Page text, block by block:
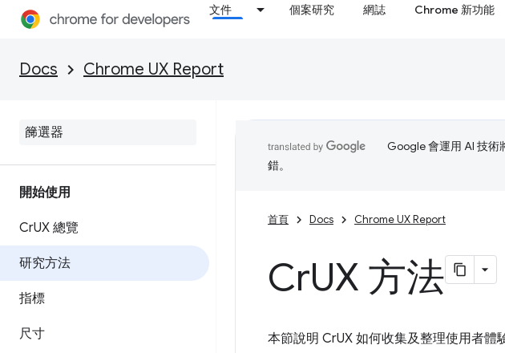
文件 個案研究 網誌 Chrome 新功能
Docs Chrome UX Report
開始使用
CrUX 總覽
研究方法
指標
尺寸
Google 會運用 AI 技術
錯。
首頁 Docs Chrome UX Report
CrUX 方法
本節說明 CrUX 如何收集及整理使用者體